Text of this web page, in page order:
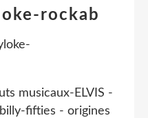
rockab
musicaux-ELVIS -
fifties - origines